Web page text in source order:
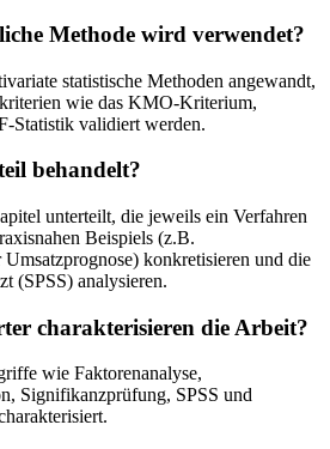
Methode wird verwendet?
statistische Methoden angewandt,
wie das KMO-Kriterium,
Statistik validiert werden.
behandelt?
unterteilt, die jeweils ein Verfahren
Beispiels (z.B.
konkretisieren und die
(SPSS) analysieren.
charakterisieren die Arbeit?
wie Faktorenanalyse,
Signifikanzprüfung, SPSS und